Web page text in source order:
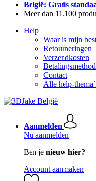
België: Gratis
Meer dan 11.100
Help
Waar is mijn
Retourneringen
Verzendkosten
Contact
Alle help-
Aanmelden
Nu aanmelden
Ben je nieuw hier?
Account aanmaken